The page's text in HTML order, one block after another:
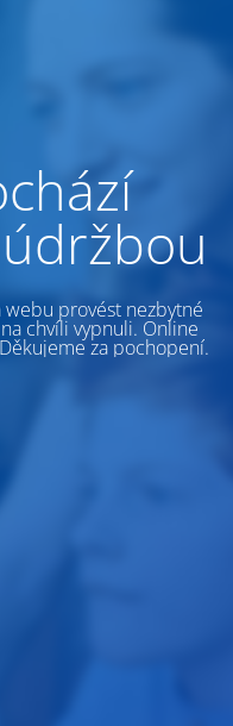
provést nezbytné
chvíli vypnuli. Online
za pochopení.